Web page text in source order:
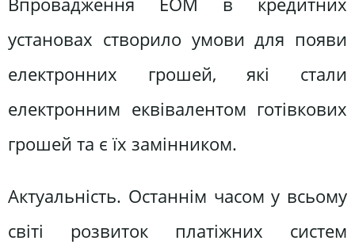
установах створило умови для появи
електронних грошей, які стали
електронним еквівалентом готівкових
грошей та є їх замінником.
Актуальність. Останнім часом у всьому
світі розвиток платіжних систем